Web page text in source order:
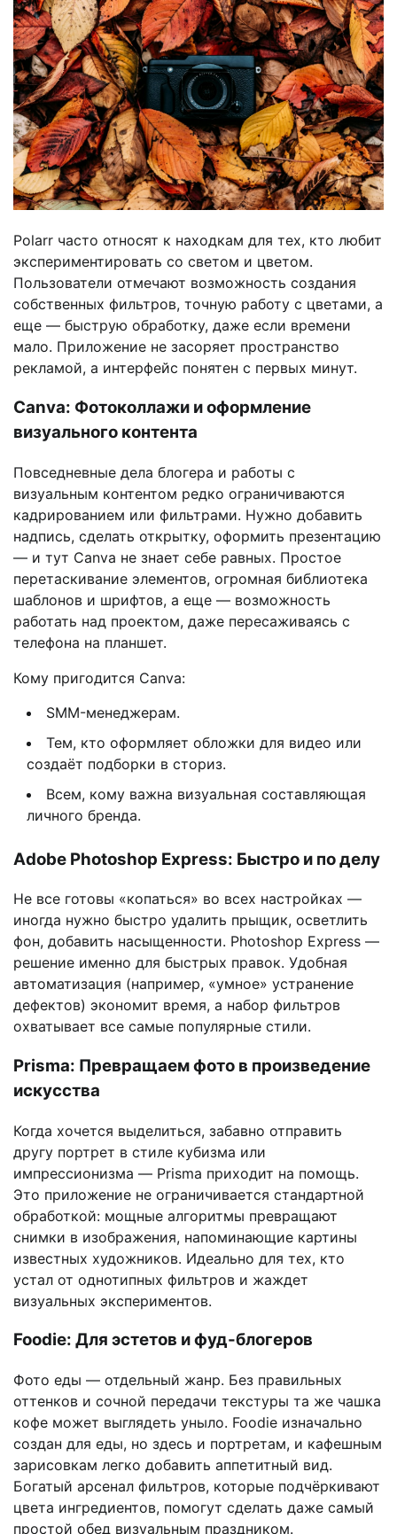
Polarr часто относят к находкам для тех, кто любит
экспериментировать со светом и цветом.
Пользователи отмечают возможность создания
собственных фильтров, точную работу с цветами, а
еще — быструю обработку, даже если времени
мало. Приложение не засоряет пространство
рекламой, а интерфейс понятен с первых минут.
Canva: Фотоколлажи и оформление
визуального контента
Повседневные дела блогера и работы с
визуальным контентом редко ограничиваются
кадрированием или фильтрами. Нужно добавить
надпись, сделать открытку, оформить презентацию
— и тут Canva не знает себе равных. Простое
перетаскивание элементов, огромная библиотека
шаблонов и шрифтов, а еще — возможность
работать над проектом, даже пересаживаясь с
телефона на планшет.
Кому пригодится Canva:
SMM-менеджерам.
Тем, кто оформляет обложки для видео или
создаёт подборки в сториз.
Всем, кому важна визуальная составляющая
личного бренда.
Adobe Photoshop Express: Быстро и по делу
Не все готовы «копаться» во всех настройках —
иногда нужно быстро удалить прыщик, осветлить
фон, добавить насыщенности. Photoshop Express —
решение именно для быстрых правок. Удобная
автоматизация (например, «умное» устранение
дефектов) экономит время, а набор фильтров
охватывает все самые популярные стили.
Prisma: Превращаем фото в произведение
искусства
Когда хочется выделиться, забавно отправить
другу портрет в стиле кубизма или
импрессионизма — Prisma приходит на помощь.
Это приложение не ограничивается стандартной
обработкой: мощные алгоритмы превращают
снимки в изображения, напоминающие картины
известных художников. Идеально для тех, кто
устал от однотипных фильтров и жаждет
визуальных экспериментов.
Foodie: Для эстетов и фуд-блогеров
Фото еды — отдельный жанр. Без правильных
оттенков и сочной передачи текстуры та же чашка
кофе может выглядеть уныло. Foodie изначально
создан для еды, но здесь и портретам, и кафешным
зарисовкам легко добавить аппетитный вид.
Богатый арсенал фильтров, которые подчёркивают
цвета ингредиентов, помогут сделать даже самый
простой обед визуальным праздником.